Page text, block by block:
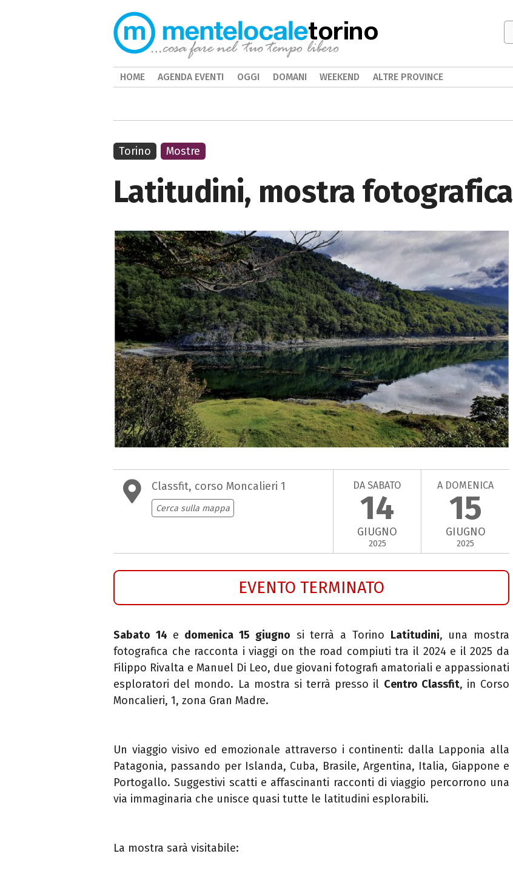
Latitudini, mostra fotografica
Classfit, corso Moncalieri 1
Cerca sulla mappa
DA SABATO
14
GIUGNO
2025
A DOMENICA
15
GIUGNO
2025
EVENTO TERMINATO
Sabato 14 e domenica 15 giugno si terrà a Torino Latitudini, una mostra
fotografica che racconta i viaggi on the road compiuti tra il 2024 e il 2025 da
Filippo Rivalta e Manuel Di Leo, due giovani fotografi amatoriali e appassionati
esploratori del mondo. La mostra si terrà presso il Centro Classfit, in Corso
Moncalieri, 1, zona Gran Madre.
Un viaggio visivo ed emozionale attraverso i continenti: dalla Lapponia alla
Patagonia, passando per Islanda, Cuba, Brasile, Argentina, Italia, Giappone e
Portogallo. Suggestivi scatti e affascinanti racconti di viaggio percorrono una
via immaginaria che unisce quasi tutte le latitudini esplorabili.
La mostra sarà visitabile:
Torino Mostre
torino
HOME AGENDA EVENTI OGGI DOMANI WEEKEND ALTRE PROVINCE